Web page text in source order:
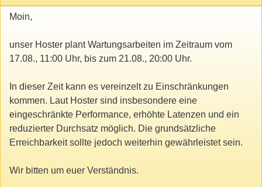
Moin,
unser Hoster plant Wartungsarbeiten im Zeitraum vom
17.08., 11:00 Uhr, bis zum 21.08., 20:00 Uhr.
In dieser Zeit kann es vereinzelt zu Einschränkungen
kommen. Laut Hoster sind insbesondere eine
eingeschränkte Performance, erhöhte Latenzen und ein
reduzierter Durchsatz möglich. Die grundsätzliche
Erreichbarkeit sollte jedoch weiterhin gewährleistet sein.
Wir bitten um euer Verständnis.